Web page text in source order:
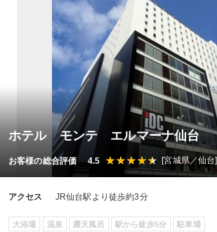
ホテル モンテ エルマーナ仙台
お客様の総合評価 4.5 [宮城県／仙台]
アクセス JR仙台駅より徒歩約3分
大浴場 温泉 露天風呂 駅から徒歩5分 駐車場